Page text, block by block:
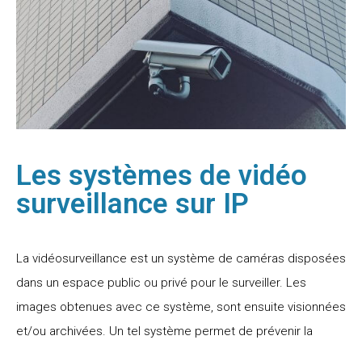
Les systèmes de vidéo
surveillance sur IP
La vidéosurveillance est un système de caméras disposées
dans un espace public ou privé pour le surveiller. Les
images obtenues avec ce système, sont ensuite visionnées
et/ou archivées. Un tel système permet de prévenir la